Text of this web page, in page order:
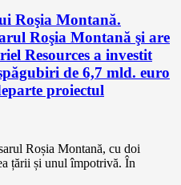
Roşia Montană.
Roşia Montană şi are
Resources a investit
de 6,7 mld. euro
proiectul
Roșia Montană, cu doi
țării și unul împotrivă. În